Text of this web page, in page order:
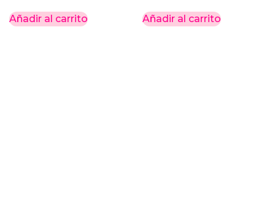
Añadir al carrito Añadir al carrito